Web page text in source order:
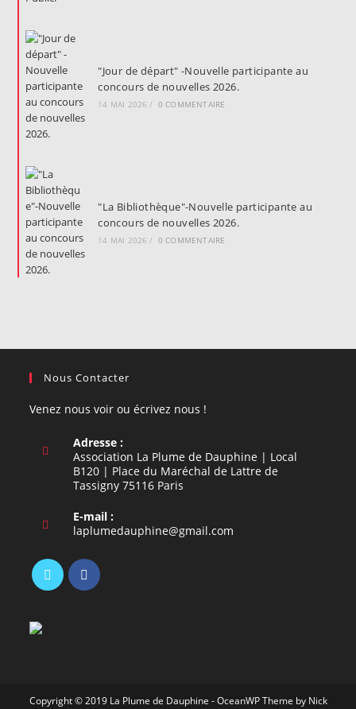
"Jour de départ" -Nouvelle participante au
concours de nouvelles 2026.
14 MAI 2026 / 0 COMMENTAIRE
"La Bibliothèque"-Nouvelle participante au
concours de nouvelles 2026.
14 MAI 2026 / 0 COMMENTAIRE
Nous Contacter
Venez nous voir ou écrivez nous !
Adresse :
Association La Plume de Dauphine | Local
B120 | Place du Maréchal de Lattre de
Tassigny 75116 Paris
E-mail :
laplumedauphine@gmail.com
dans
un
Copyright © 2019 La Plume de Dauphine - OceanWP Theme by Nick